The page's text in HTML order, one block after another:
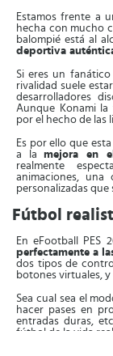
Estamos frente a
hecha con mucho
balompié está al
deportiva
Si eres un
rivalidad suele
desarrolladores
Aunque Konami
por el hecho de las
Es por ello que
a lamejora en
realmente
animaciones, una
personalizadas
Fútbol
En eFootball PES
perfectamente a
dos tipos de
botones virtuales,
Sea cual sea el
hacer pases en
entradas duras,
fútbol de la vida real.